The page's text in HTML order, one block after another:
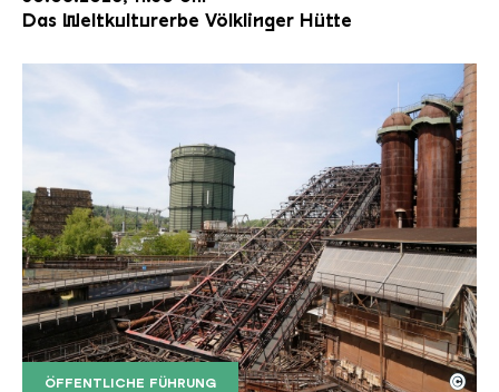
Das Weltkulturerbe Völklinger Hütte
ÖFFENTLICHE FÜHRUNG ©